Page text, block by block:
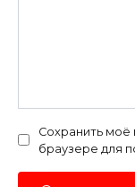
Сохранить моё
браузере для